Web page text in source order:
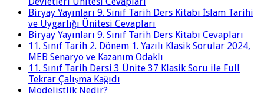
Biryay Yayınları 9. Sınıf Tarih Ders Kitabı İslam Tarihi
ve Uygarlığı Ünitesi Cevapları
Biryay Yayınları 9. Sınıf Tarih Ders Kitabı Cevapları
11. Sınıf Tarih 2. Dönem 1. Yazılı Klasik Sorular 2024,
MEB Senaryo ve Kazanım Odaklı
11. Sınıf Tarih Dersi 3 Ünite 37 Klasik Soru ile Full
Tekrar Çalışma Kağıdı
Modelistlik Nedir?